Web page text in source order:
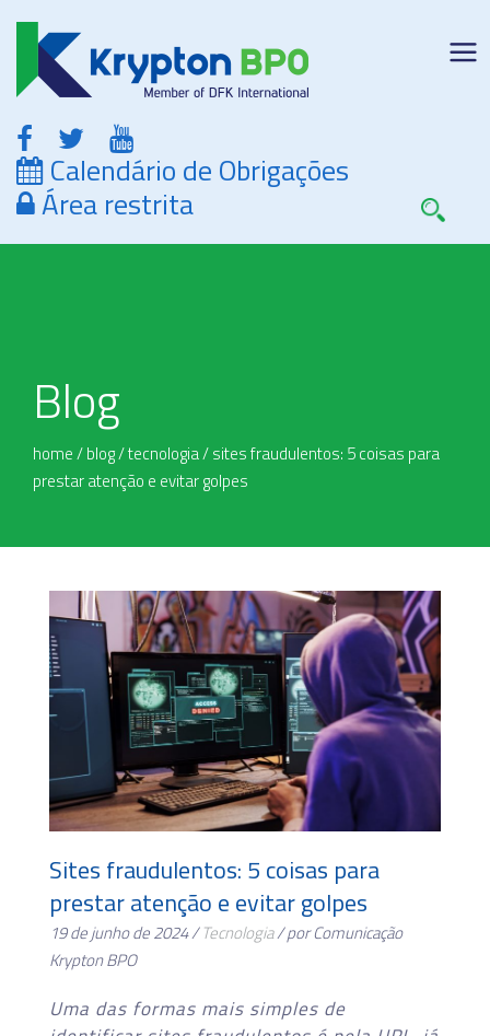
Calendário de Obrigações
Área restrita
Blog
home/blog/tecnologia/sites fraudulentos: 5 coisas para
prestar atenção e evitar golpes
Sites fraudulentos: 5 coisas para
prestar atenção e evitar golpes
19 de junho de 2024 /Tecnologia/ por Comunicação
Krypton BPO
Uma das formas mais simples de